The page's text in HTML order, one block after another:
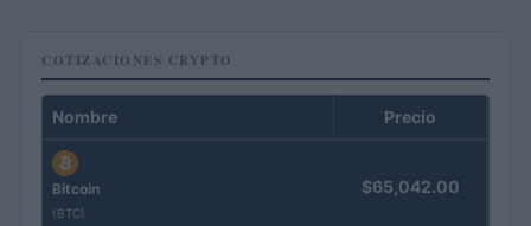
COTIZACIONES CRYPTO
Nombre Precio
Bitcoin
(BTC)
$65,042.00